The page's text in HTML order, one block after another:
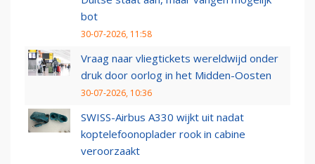
bot
30-07-2026, 11:58
Vraag naar vliegtickets wereldwijd onder
druk door oorlog in het Midden-Oosten
30-07-2026, 10:36
SWISS-Airbus A330 wijkt uit nadat
koptelefoonoplader rook in cabine
veroorzaakt